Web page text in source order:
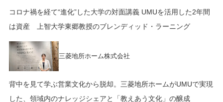
コロナ禍を経て“進化”した大学の対面講義 UMUを活用した2年間
は資産 上智大学東郷教授のブレンディッド・ラーニング
三菱地所ホーム株式会社
背中を見て学ぶ営業文化から脱却。三菱地所ホームがUMUで実現
した、領域内のナレッジシェアと「教えあう文化」の醸成